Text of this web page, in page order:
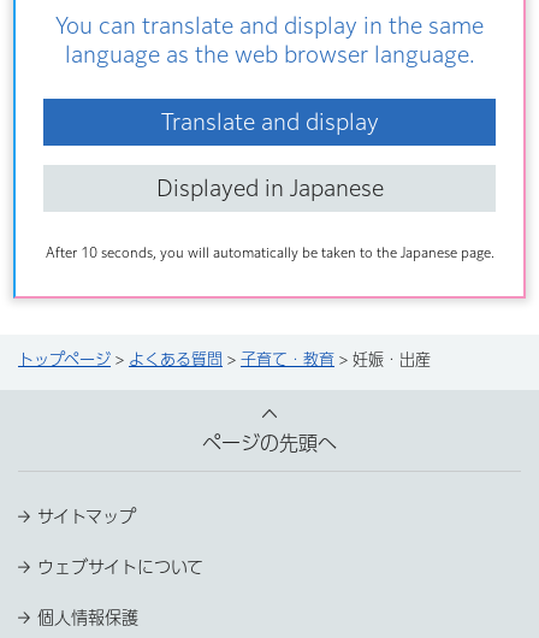
You can translate and display in the same
language as the web browser language.
Translate and display
Displayed in Japanese
After 10 seconds, you will automatically be taken to the Japanese page.
環境・まちづくり
文化・スポーツ・観光
トップページ > よくある質問 > 子育て・教育 > 妊娠・出産
ページの先頭へ
サイトマップ
ウェブサイトについて
個人情報保護